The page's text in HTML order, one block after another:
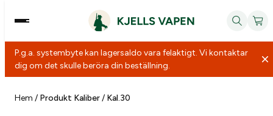
P.g.a. systembyte kan lagersaldo vara felaktigt. Vi kontaktar
dig om det skulle beröra din beställning.
Hem / Produkt Kaliber/ Kal.30